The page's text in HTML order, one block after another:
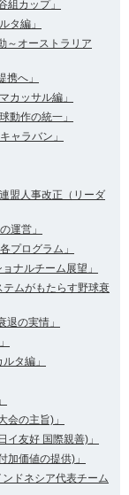
組カップ」
タ編」
～オーストラリア
へ」
カッサル編」
動作の統一」
ャラバン」
盟人事改正（リーダ
運営」
プログラム」
ナルチーム展望」
テムがもたらす野球衰
の実情」
タ編」
会の主旨)」
友好 国際親善)」
加価値の提供)」
ドネシア代表チーム